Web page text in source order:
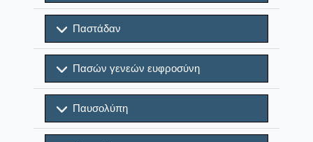
Παστάδαν
Πασών γενεών ευφροσύνη
Παυσολύπη